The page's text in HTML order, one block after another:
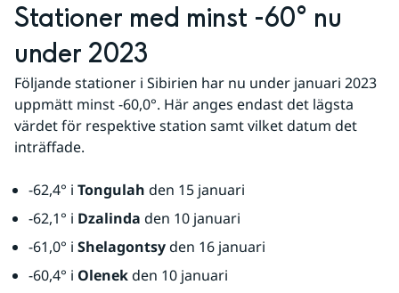
Stationer med minst -60° nu
under 2023
Följande stationer i Sibirien har nu under januari 2023
uppmätt minst -60,0°. Här anges endast det lägsta
värdet för respektive station samt vilket datum det
inträffade.
-62,4° i Tongulah den 15 januari
-62,1° i Dzalinda den 10 januari
-61,0° i Shelagontsy den 16 januari
-60,4° i Olenek den 10 januari